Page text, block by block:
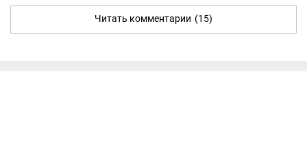
Читать комментарии (15)